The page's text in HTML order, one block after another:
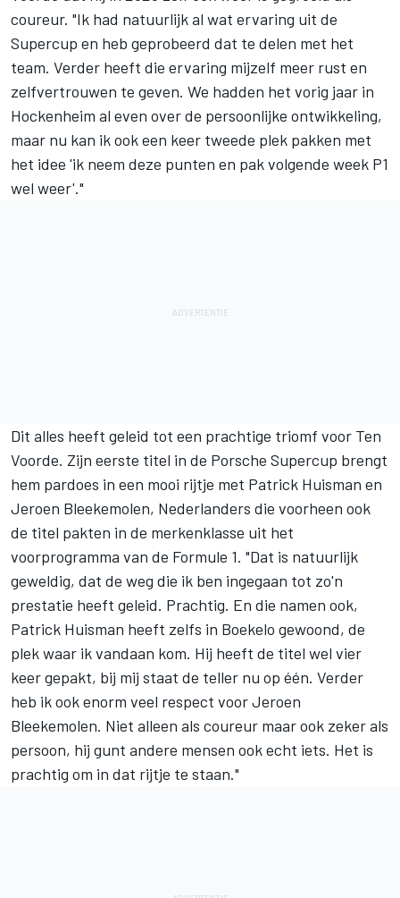
coureur. "Ik had natuurlijk al wat ervaring uit de
Supercup en heb geprobeerd dat te delen met het
team. Verder heeft die ervaring mijzelf meer rust en
zelfvertrouwen te geven. We hadden het vorig jaar in
Hockenheim al even over de persoonlijke ontwikkeling,
maar nu kan ik ook een keer tweede plek pakken met
het idee 'ik neem deze punten en pak volgende week P1
wel weer'."
Dit alles heeft geleid tot een prachtige triomf voor Ten
Voorde. Zijn eerste titel in de Porsche Supercup brengt
hem pardoes in een mooi rijtje met Patrick Huisman en
Jeroen Bleekemolen, Nederlanders die voorheen ook
de titel pakten in de merkenklasse uit het
voorprogramma van de Formule 1. "Dat is natuurlijk
geweldig, dat de weg die ik ben ingegaan tot zo'n
prestatie heeft geleid. Prachtig. En die namen ook,
Patrick Huisman heeft zelfs in Boekelo gewoond, de
plek waar ik vandaan kom. Hij heeft de titel wel vier
keer gepakt, bij mij staat de teller nu op één. Verder
heb ik ook enorm veel respect voor Jeroen
Bleekemolen. Niet alleen als coureur maar ook zeker als
persoon, hij gunt andere mensen ook echt iets. Het is
prachtig om in dat rijtje te staan."